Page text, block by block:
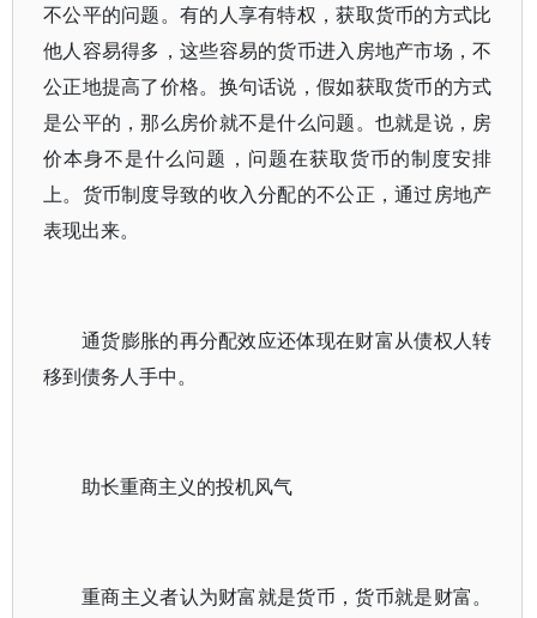
不公平的问题。有的人享有特权，获取货币的方式比
他人容易得多，这些容易的货币进入房地产市场，不
公正地提高了价格。换句话说，假如获取货币的方式
是公平的，那么房价就不是什么问题。也就是说，房
价本身不是什么问题，问题在获取货币的制度安排
上。货币制度导致的收入分配的不公正，通过房地产
表现出来。
通货膨胀的再分配效应还体现在财富从债权人转
移到债务人手中。
助长重商主义的投机风气
重商主义者认为财富就是货币，货币就是财富。